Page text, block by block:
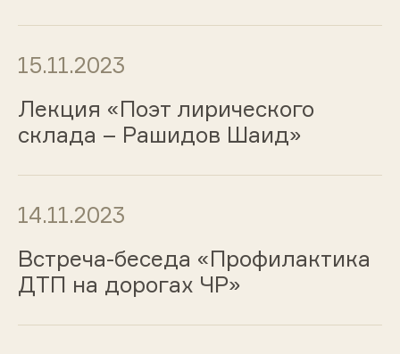
15.11.2023
Лекция «Поэт лирического
склада – Рашидов Шаид»
14.11.2023
Встреча-беседа «Профилактика
ДТП на дорогах ЧР»